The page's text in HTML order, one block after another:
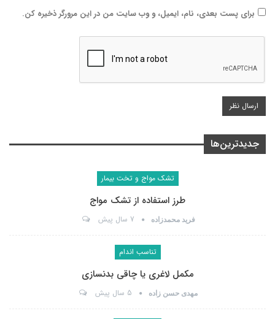
برای پست بعدی، نام، ایمیل، و وب سایت من در این مرورگر ذخیره کن.
جدیدترین‌ها
تشک مواج و تخت بیمار
طرز استفاده از تشک مواج
فرید محمدزاده 7 سال پیش
تناسب اندام
مکمل لاغری یا چاقی بدنسازی
مهدی حسن زاده 5 سال پیش